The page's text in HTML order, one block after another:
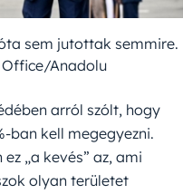
sem jutottak semmire.
Office/Anadolu
arról szólt, hogy
ban kell megegyezni.
„a kevés” az, ami
olyan területet